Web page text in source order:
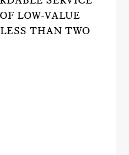
LOW-VALUE
THAN TWO